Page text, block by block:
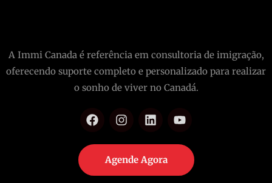
A Immi Canada é referência em consultoria de imigração,
oferecendo suporte completo e personalizado para realizar
o sonho de viver no Canadá.
Agende Agora